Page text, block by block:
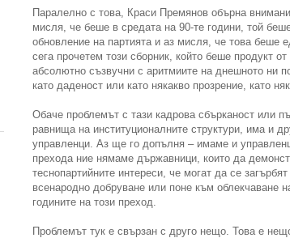
Паралелно с това, Краси Премянов обърна
мисля, че беше в средата на 90-те години, той
обновление на партията и аз мисля, че това беше
сега прочетем този сборник, който беше продукт
абсолютно съзвучни с аритмиите на днешното ни
като даденост или като някакво прозрение, като
Обаче проблемът с тази кадрова сбърканост или
равнища на институционалните структури, има и
управленци. Аз ще го допълня – имаме и
прехода ние нямаме държавници, които да
теснопартийните интереси, че могат да се
всенародно добруване или поне към облекчаване
годините на този преход.
Проблемът тук е свързан с друго нещо. Това е